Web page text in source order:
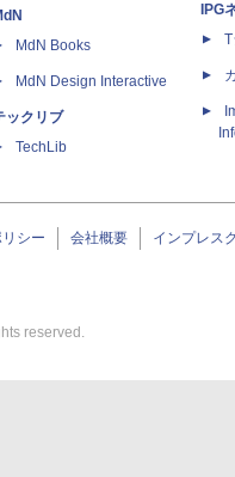
MdN Books
MdN Design Interactive
ックリブ
TechLib
IPG
シー 会社概要 インプレス
reserved.